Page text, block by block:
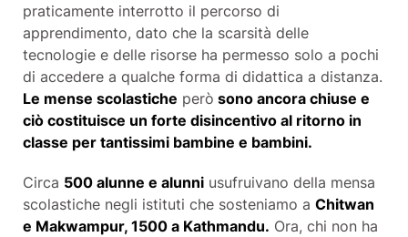
praticamente interrotto il percorso di
apprendimento, dato che la scarsità delle
tecnologie e delle risorse ha permesso solo a pochi
di accedere a qualche forma di didattica a distanza.
Le mense scolastiche però sono ancora chiuse e
ciò costituisce un forte disincentivo al ritorno in
classe per tantissimi bambine e bambini.
Circa 500 alunne e alunniusufruivano della mensa
scolastiche negli istituti che sosteniamo a Chitwan
e Makwampur, 1500 a Kathmandu. Ora, chi non ha